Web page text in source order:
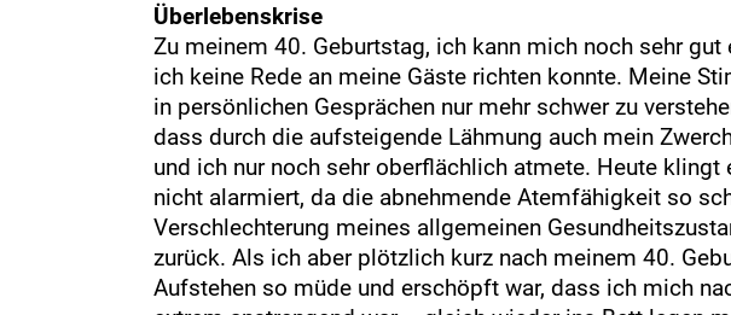
Überlebenskrise
Zu meinem 40. Geburtstag, ich kann mich noch sehr
ich keine Rede an meine Gäste richten konnte. Meine
in persönlichen Gesprächen nur mehr schwer zu
dass durch die aufsteigende Lähmung auch mein
und ich nur noch sehr oberflächlich atmete. Heute klingt
nicht alarmiert, da die abnehmende Atemfähigkeit so
Verschlechterung meines allgemeinen
zurück. Als ich aber plötzlich kurz nach meinem 40.
Aufstehen so müde und erschöpft war, dass ich mich